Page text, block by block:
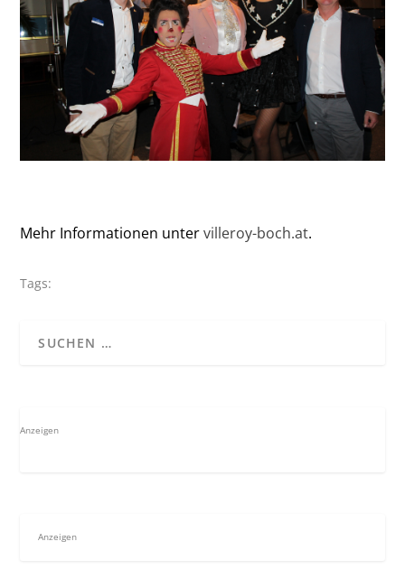
Mehr Informationen untervilleroy-boch.at.
Tags:
Anzeigen
Anzeigen